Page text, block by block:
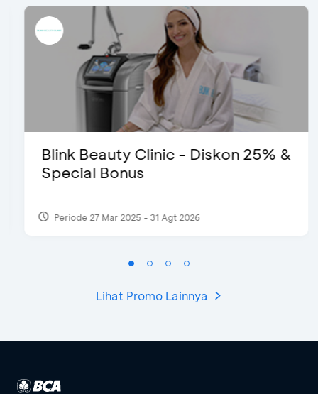
Blink Beauty Clinic - Diskon 25% &
Special Bonus
Periode 27 Mar 2025 - 31 Agt 2026
Lihat Promo Lainnya